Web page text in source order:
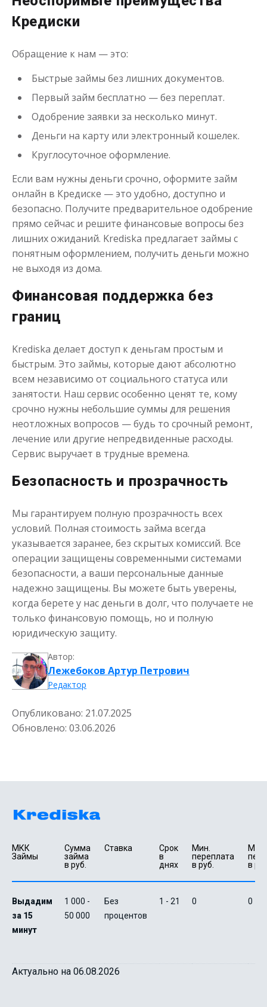
Кредиски
Обращение к нам — это:
Быстрые займы без лишних документов.
Первый займ бесплатно — без переплат.
Одобрение заявки за несколько минут.
Деньги на карту или электронный кошелек.
Круглосуточное оформление.
Если вам нужны деньги срочно, оформите займ
онлайн в Кредиске — это удобно, доступно и
безопасно. Получите предварительное одобрение
прямо сейчас и решите финансовые вопросы без
лишних ожиданий. Krediska предлагает займы с
понятным оформлением, получить деньги можно
не выходя из дома.
Финансовая поддержка без
границ
Krediska делает доступ к деньгам простым и
быстрым. Это займы, которые дают абсолютно
всем независимо от социального статуса или
занятости. Наш сервис особенно ценят те, кому
срочно нужны небольшие суммы для решения
неотложных вопросов — будь то срочный ремонт,
лечение или другие непредвиденные расходы.
Сервис выручает в трудные времена.
Безопасность и прозрачность
Мы гарантируем полную прозрачность всех
условий. Полная стоимость займа всегда
указывается заранее, без скрытых комиссий. Все
операции защищены современными системами
безопасности, а ваши персональные данные
надежно защищены. Вы можете быть уверены,
когда берете у нас деньги в долг, что получаете не
только финансовую помощь, но и полную
юридическую защиту.
Автор:
Лежебоков Артур Петрович
Редактор
Опубликовано: 21.07.2025
Обновлено: 03.06.2026
МКК
Займы
Сумма
займа
в руб.
Ставка
Срок
в
днях
Мин.
переплата
в руб.
в
Выдадим
за 15
минут
1 000 -
50 000
Без
процентов
1 - 21 0 0
Актуально на 06.08.2026